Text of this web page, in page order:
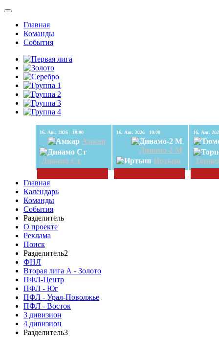
Главная
Команды
События
16. Авг. 2026 10:00
Амкар
Динамо Ст
16. Авг. 2026 10:00
Динамо-2 М
Иртыш
Главная
Календарь
Команды
События
Разделитель
О проекте
Реклама
Поиск
Разделитель2
ФНЛ
Вторая лига А - Золото
ПФЛ-Центр
ПФЛ - Юг
ПФЛ - Урал-Поволжье
ПФЛ - Восток
3 дивизион
4 дивизион
Разделитель3